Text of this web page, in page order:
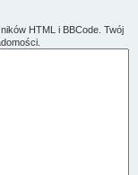
HTML i BBCode. Twój